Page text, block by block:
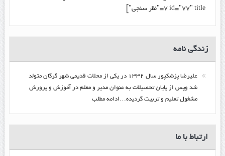
7 id="77" title="نظر سنجی"]
زندگي نامه
عليرضا پزشكپور سال ۱۳۳۲ در یکی از محلات قدیمی شهر گرگان متولد
شد وپس از پایان تحصیلات به عنوان مدیر و معلم در آموزش و پرورش
مشغول تعلیم و تربیت گرديده…ادامه مطلب
ارتباط با ما